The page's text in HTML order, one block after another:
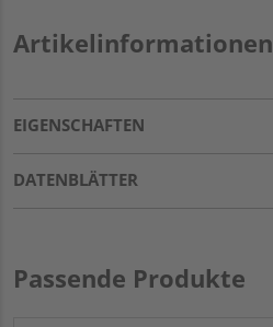
Artikelinformationen
EIGENSCHAFTEN
DATENBLÄTTER
Passende Produkte